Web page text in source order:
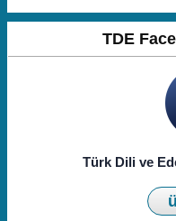
TDE
Türk Dili ve